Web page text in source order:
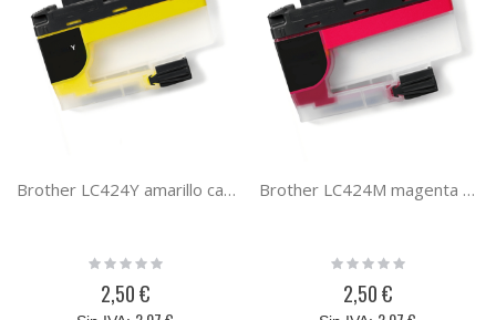
Brother LC424Y amarillo cartucho compatible
Rating:
2,50 €
Brother LC424M magenta cartucho compatible
Rating:
2,50 €